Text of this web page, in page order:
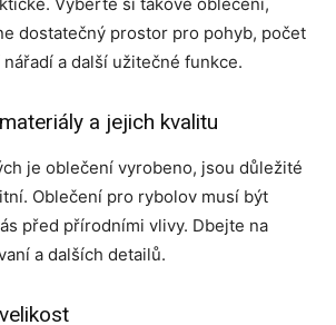
Vyberte si takové oblečení,
dostatečný prostor pro pohyb, počet
a další užitečné funkce.
a jejich kvalitu
je oblečení vyrobeno, jsou důležité
Oblečení pro rybolov musí být
před přírodními vlivy. Dbejte na
a dalších detailů.